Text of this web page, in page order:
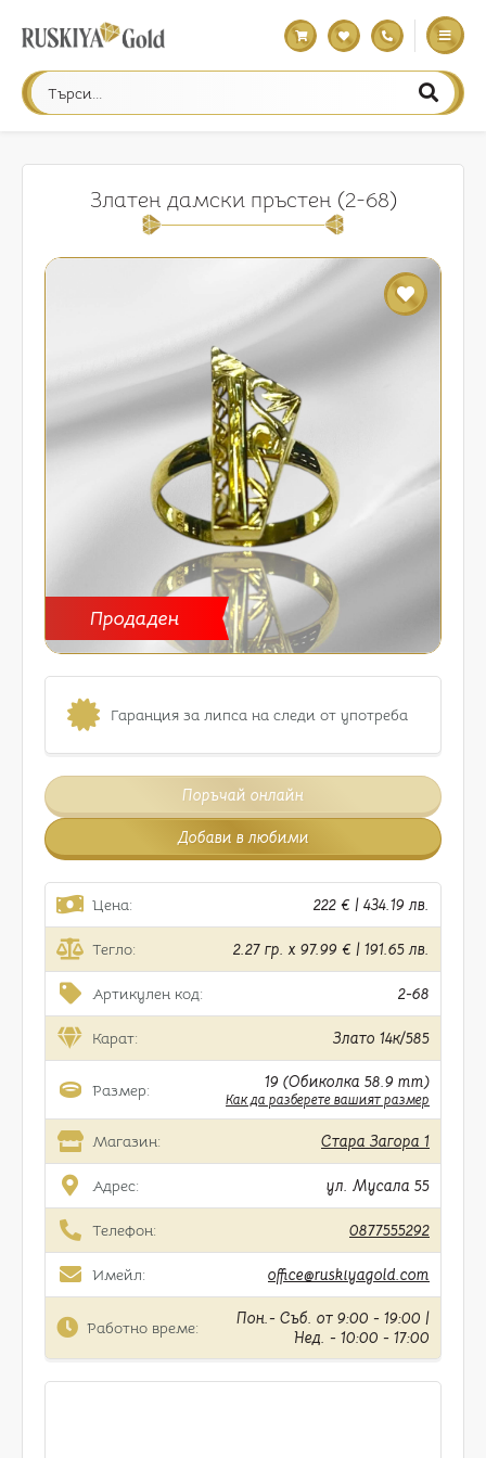
Златен дамски пръстен (2-68)
Продаден
Гаранция за липса на следи от употреба
Поръчай онлайн
Добави в любими
Цена: 222 € | 434.19 лв.
Тегло: 2.27 гр. x 97.99 € | 191.65 лв.
Артикулен код: 2-68
Карат: Злато 14к/585
Размер: 19 (Обиколка 58.9 mm)
Как да разберете вашият размер
Магазин: Стара Загора 1
Адрес: ул. Мусала 55
Телефон: 0877555292
Имейл: office@ruskiyagold.com
Работно време:
Пон.- Съб. от 9:00 - 19:00 |
Нед. - 10:00 - 17:00